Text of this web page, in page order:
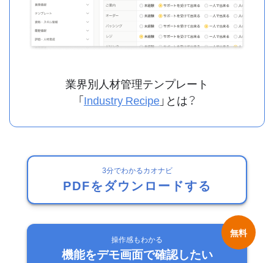
業界別人材管理テンプレート
「Industry Recipe」とは？
3分でわかるカオナビ
PDFをダウンロードする
操作感もわかる
機能をデモ画面で確認したい